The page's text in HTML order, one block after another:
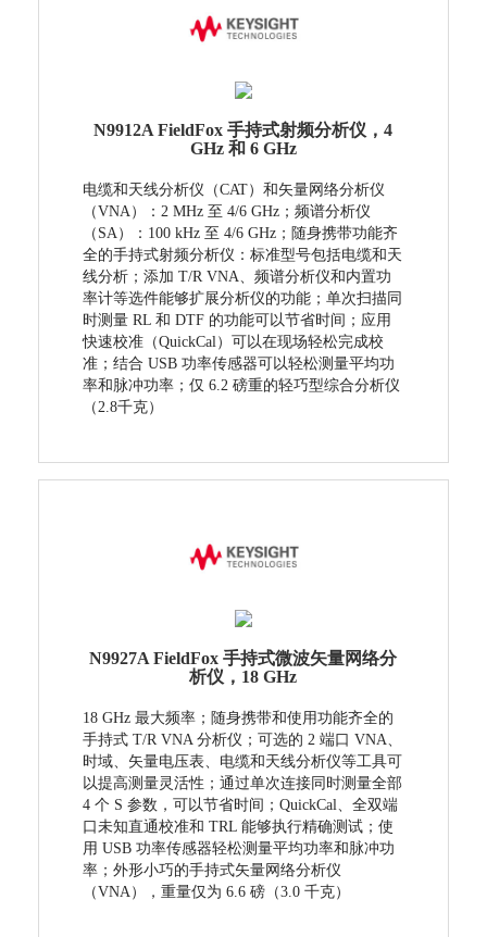
N9912A FieldFox 手持式射频分析仪，4
GHz 和 6 GHz
电缆和天线分析仪（CAT）和矢量网络分析仪
（VNA）：2 MHz 至 4/6 GHz；频谱分析仪
（SA）：100 kHz 至 4/6 GHz；随身携带功能齐
全的手持式射频分析仪：标准型号包括电缆和天
线分析；添加 T/R VNA、频谱分析仪和内置功
率计等选件能够扩展分析仪的功能；单次扫描同
时测量 RL 和 DTF 的功能可以节省时间；应用
快速校准（QuickCal）可以在现场轻松完成校
准；结合 USB 功率传感器可以轻松测量平均功
率和脉冲功率；仅 6.2 磅重的轻巧型综合分析仪
（2.8千克）
N9927A FieldFox 手持式微波矢量网络分
析仪，18 GHz
18 GHz 最大频率；随身携带和使用功能齐全的
手持式 T/R VNA 分析仪；可选的 2 端口 VNA、
时域、矢量电压表、电缆和天线分析仪等工具可
以提高测量灵活性；通过单次连接同时测量全部
4 个 S 参数，可以节省时间；QuickCal、全双端
口未知直通校准和 TRL 能够执行精确测试；使
用 USB 功率传感器轻松测量平均功率和脉冲功
率；外形小巧的手持式矢量网络分析仪
（VNA），重量仅为 6.6 磅（3.0 千克）